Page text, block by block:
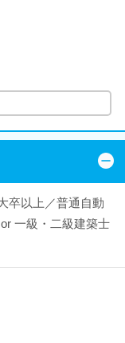
卒以上／普通自動
一級・二級建築士